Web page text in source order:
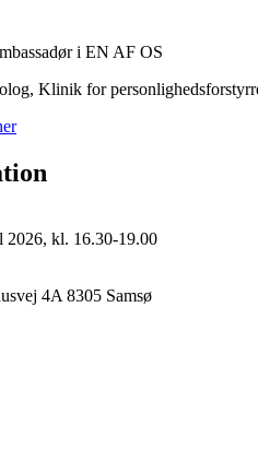
i EN AF OS
Klinik for
2026, kl. 16.30-19.00
4A 8305 Samsø